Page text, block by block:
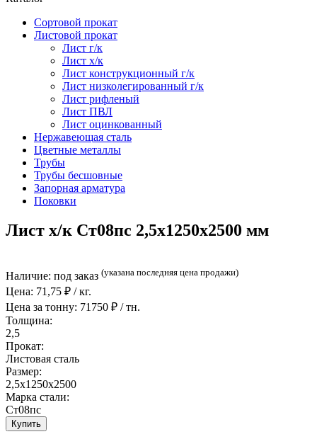
Сортовой прокат
Листовой прокат
Лист г/к
Лист х/к
Лист конструкционный г/к
Лист низколегированный г/к
Лист рифленый
Лист ПВЛ
Лист оцинкованный
Нержавеющая сталь
Цветные металлы
Трубы
Трубы бесшовные
Запорная арматура
Поковки
Лист х/к Ст08пс 2,5x1250x2500 мм
Наличие: под заказ (указана последняя цена продажи)
Цена: 71,75 ₽ / кг.
Цена за тонну: 71750 ₽ / тн.
Толщина:
2,5
Прокат:
Листовая сталь
Размер:
2,5x1250x2500
Марка стали:
Ст08пс
Купить